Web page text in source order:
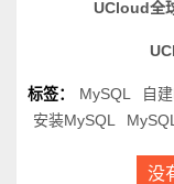
UCloud全
标签： MySQL 自
安装MySQL
没